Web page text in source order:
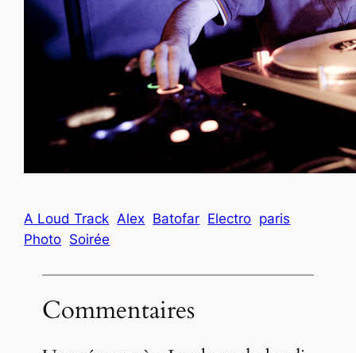
A Loud Track Alex Batofar Electro paris
Photo Soirée
Commentaires